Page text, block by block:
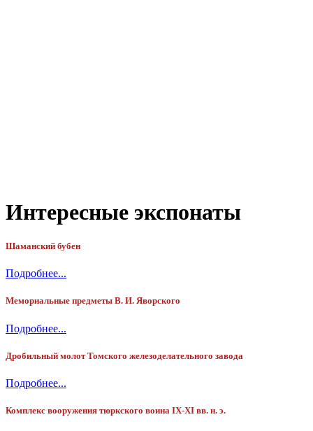
Интересные экспонаты
Шаманский бубен
Подробнее...
Мемориальные предметы В. И. Яворского
Подробнее...
Дробильный молот Томского железоделательного завода
Подробнее...
Комплекс вооружения тюркского воина IX-XI вв. н. э.